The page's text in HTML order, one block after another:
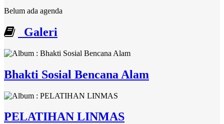
Belum ada agenda
Galeri
Bhakti Sosial Bencana Alam
PELATIHAN LINMAS